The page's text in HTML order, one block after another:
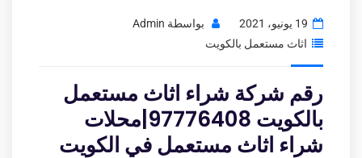
19 يونيو، 2021 بواسطة Admin
اثاث مستعمل بالكويت
رقم شركة شراء اثاث مستعمل
بالكويت 97776408|محلات
شراء اثاث مستعمل في الكويت